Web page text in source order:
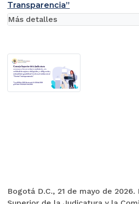
Transparencia”
Bogotá D.C., 21 de mayo de 2026.
Más detalles